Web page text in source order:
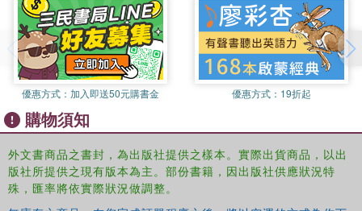
優惠方式： 加入即送50元購書金 優惠方式： 19折起
購物須知
外文書商品之書封，為出版社提供之樣本。實際出貨商品，以出
版社所提供之現有版本為主。部份書籍，因出版社供應狀況特
殊，匯率將依實際狀況做調整。